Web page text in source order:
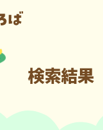
検索結果